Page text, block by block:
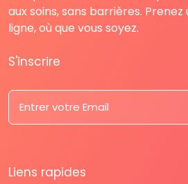
aux soins, sans barrières. Prenez
ligne, où que vous soyez.
S'inscrire
Liens rapides